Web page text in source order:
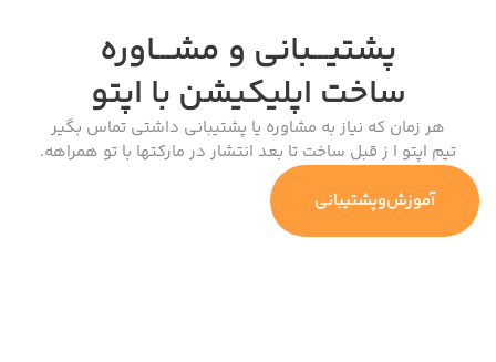
پشتیـــبانی و مشـــاوره
ساخت اپلیکیشن با اپتو
هر زمان که نیاز به مشاوره یا پشتیبانی داشتی تماس بگیر
تیم اپتو ا ز قبل ساخت تا بعد انتشار در مارکتها با تو همراهه.
آموزش‌وپشتیبانی